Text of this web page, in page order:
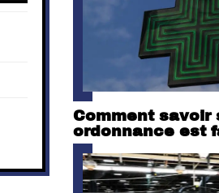
Comment savoir
ordonnance est